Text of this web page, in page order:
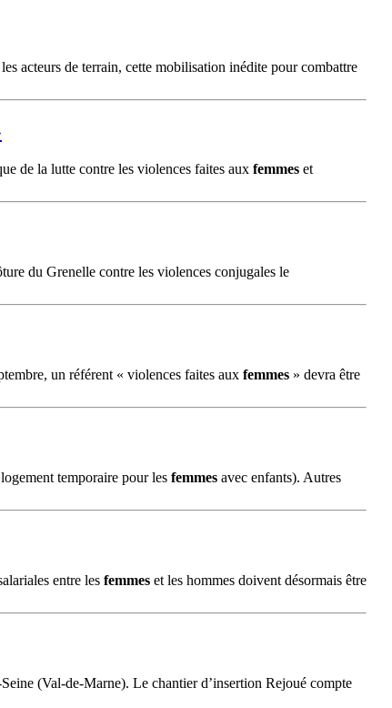
acteurs de terrain, cette mobilisation inédite pour combattre
de la lutte contre les violences faites aux femmes et
du Grenelle contre les violences conjugales le
un référent « violences faites aux femmes » devra être
temporaire pour les femmes avec enfants). Autres
entre les femmes et les hommes doivent désormais être
(Val-de-Marne). Le chantier d’insertion Rejoué compte